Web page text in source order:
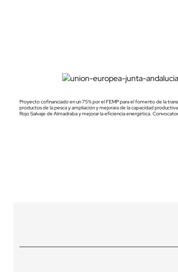
Proyecto cofinanciado en un 75% por el FEMP para el fomento de la
productos de la pesca y ampliación y mejorara de la capacidad
Rojo Salvaje de Almadraba y mejorar la eficiencia energética.